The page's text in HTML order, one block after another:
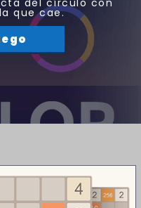
que cae.